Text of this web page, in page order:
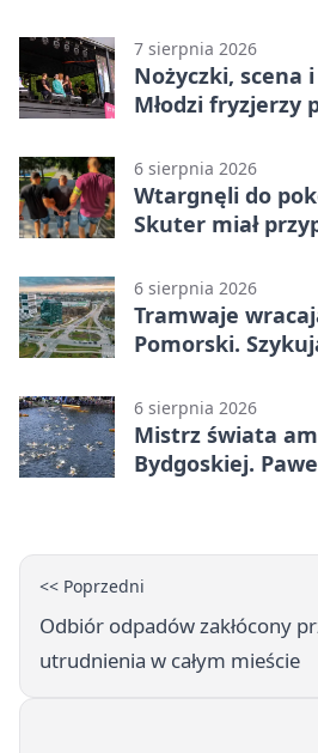
7 sierpnia 2026
Nożyczki, scena
Młodzi fryzjerzy
6 sierpnia 2026
Wtargnęli do
Skuter miał
6 sierpnia 2026
Tramwaje
Pomorski.
6 sierpnia 2026
Mistrz świata
Bydgoskiej.
<< Poprzedni
Odbiór odpadów zakłócony
utrudnienia w całym mieście